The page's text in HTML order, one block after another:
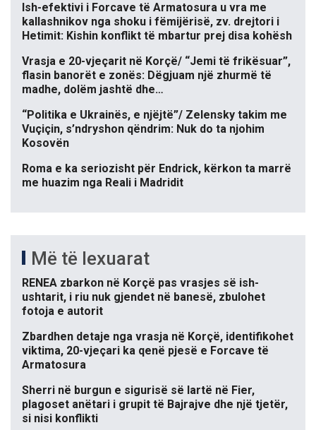
Ish-efektivi i Forcave të Armatosura u vra me
kallashnikov nga shoku i fëmijërisë, zv. drejtori i
Hetimit: Kishin konflikt të mbartur prej disa kohësh
Vrasja e 20-vjeçarit në Korçë/ “Jemi të frikësuar”,
flasin banorët e zonës: Dëgjuam një zhurmë të
madhe, dolëm jashtë dhe…
“Politika e Ukrainës, e njëjtë”/ Zelensky takim me
Vuçiçin, s’ndryshon qëndrim: Nuk do ta njohim
Kosovën
Roma e ka seriozisht për Endrick, kërkon ta marrë
me huazim nga Reali i Madridit
Më të lexuarat
RENEA zbarkon në Korçë pas vrasjes së ish-
ushtarit, i riu nuk gjendet në banesë, zbulohet
fotoja e autorit
Zbardhen detaje nga vrasja në Korçë, identifikohet
viktima, 20-vjeçari ka qenë pjesë e Forcave të
Armatosura
Sherri në burgun e sigurisë së lartë në Fier,
plagoset anëtari i grupit të Bajrajve dhe një tjetër,
si nisi konflikti